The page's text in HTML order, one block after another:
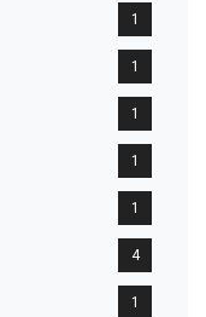
1
1
1
1
1
4
1